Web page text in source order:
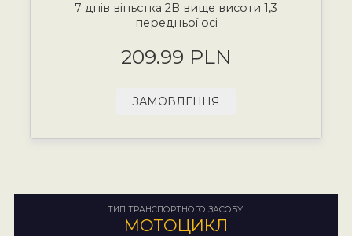
7 днів віньєтка 2B вище висоти 1,3
передньої осі
209.99 PLN
ЗАМОВЛЕННЯ
ТИП ТРАНСПОРТНОГО ЗАСОБУ:
МОТОЦИКЛ